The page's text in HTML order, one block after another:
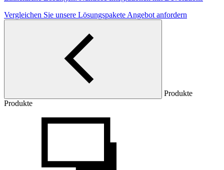
Vergleichen Sie unsere Lösungspakete Angebot anfordern
Produkte
Produkte